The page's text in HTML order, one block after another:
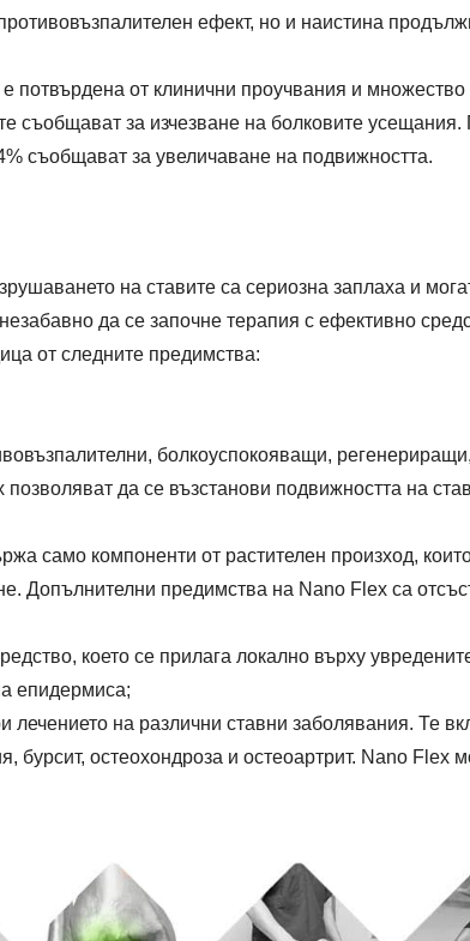
ефект, но и наистина
потвърдена от клинични проучвания и множество
съобщават за изчезване на болковите
съобщават за увеличаване на подвижността.
на ставите са сериозна заплаха и
да се започне терапия с ефективно
от следните предимства:
болкоуспокояващи,
да се възстанови подвижността на
само компоненти от растителен произход,
Допълнителни предимства на Nano Flex са
което се прилага локално върху
епидермиса;
лечението на различни ставни заболявания. Те
остеохондроза и остеоартрит. Nano Flex